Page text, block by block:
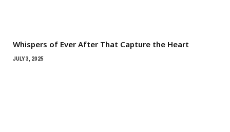
Whispers of Ever After That Capture the Heart
JULY 3, 2025